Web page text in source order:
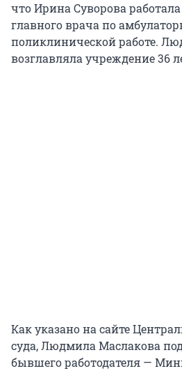
что Ирина Суворова
главного врача по
поликлинической работе.
возглавляла учреждение 36
Как указано на сайте
суда, Людмила Маслакова
бывшего работодателя —